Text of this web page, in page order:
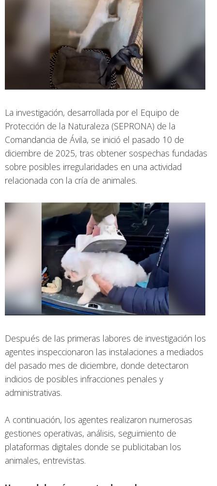
La investigación, desarrollada por el Equipo de
Protección de la Naturaleza (SEPRONA) de la
Comandancia de Ávila, se inició el pasado 10 de
diciembre de 2025, tras obtener sospechas fundadas
sobre posibles irregularidades en una actividad
relacionada con la cría de animales.
Después de las primeras labores de investigación los
agentes inspeccionaron las instalaciones a mediados
del pasado mes de diciembre, donde detectaron
indicios de posibles infracciones penales y
administrativas.
A continuación, los agentes realizaron numerosas
gestiones operativas, análisis, seguimiento de
plataformas digitales donde se publicitaban los
animales, entrevistas.